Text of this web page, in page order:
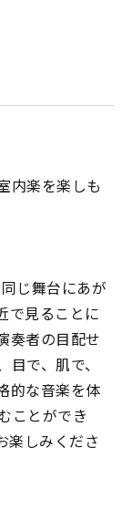
内楽を楽しも
じ舞台にあが
で見ることに
奏者の目配せ
で、肌で、
的な音楽を体
ことができ
楽しみくださ